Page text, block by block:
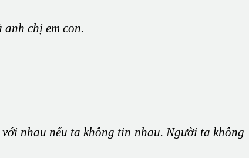
chị em con.
nhau nếu ta không tin nhau. Người ta không